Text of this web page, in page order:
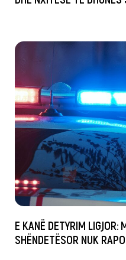
E KANË DETYRIM LIGJOR:
SHËNDETËSOR NUK